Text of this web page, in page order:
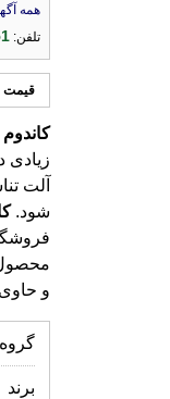
همه
تلفن:
قیمت
کاندوم
شود.
و
برند